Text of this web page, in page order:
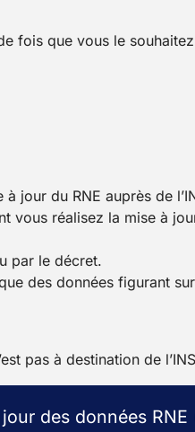
fois que vous le
jour du RNE auprès de
vous réalisez la mise à
par le décret.
des données figurant
pas à destination de
des données